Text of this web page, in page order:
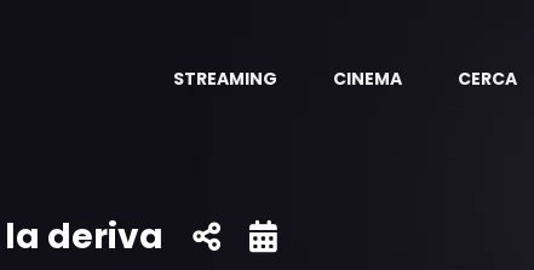
STREAMING CINEMA CERCA
la deriva